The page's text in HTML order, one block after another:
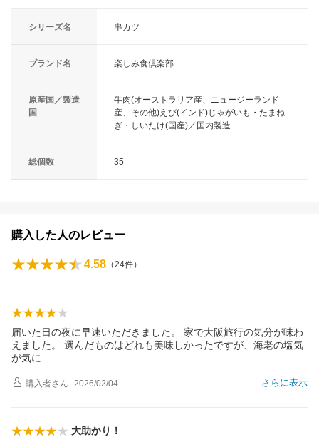
シリーズ名 串カツ
ブランド名 楽しみ食倶楽部
原産国／製造
国
牛肉(オーストラリア産、ニュージーランド
産、その他)えび(インド)じゃがいも・たまね
ぎ・しいたけ(国産)／国内製造
総個数 35
購入した人のレビュー
4.58 （24件）
届いた日の夜に早速いただきました。 家で大阪旅行の気分が味わ
えました。 選んだものはどれも美味しかったですが、海老の塩気
が気に
さらに表示
購入者さん 2026/02/04
大助かり！